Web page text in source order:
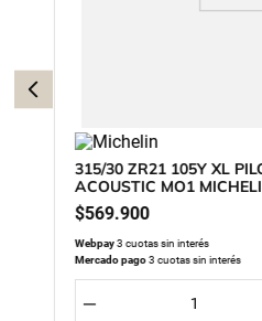
315/30 ZR21 105Y XL
ACOUSTIC MO1
$569.900
Webpay3 cuotas sin interés
Mercado pago3 cuotas sin interés
－